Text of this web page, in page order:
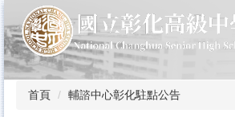
到
主
要
內
首頁 輔諮中心彰化駐點公告